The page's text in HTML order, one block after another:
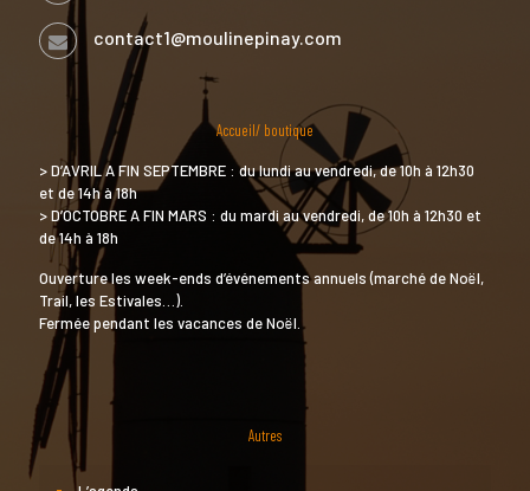
contact1@moulinepinay.com
Accueil/ boutique
> D’AVRIL A FIN SEPTEMBRE : du lundi au vendredi, de 10h à 12h30
et de 14h à 18h
> D’OCTOBRE A FIN MARS : du mardi au vendredi, de 10h à 12h30 et
de 14h à 18h
Ouverture les week-ends d’événements annuels (marché de Noël,
Trail, les Estivales…).
Fermée pendant les vacances de Noël.
Autres